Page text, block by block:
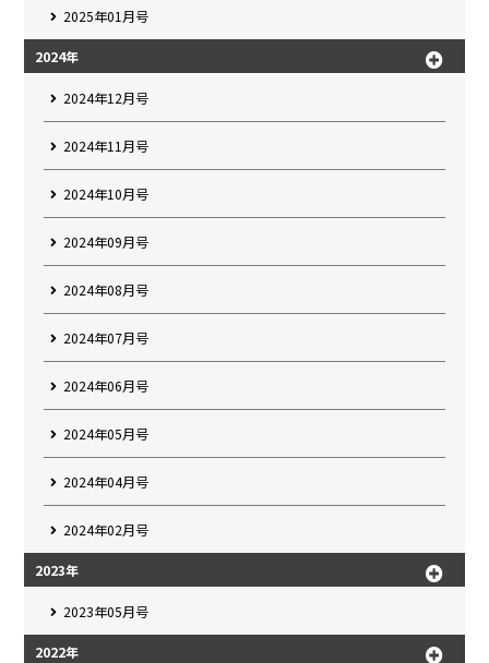
2025年01月号
2024年
2024年12月号
2024年11月号
2024年10月号
2024年09月号
2024年08月号
2024年07月号
2024年06月号
2024年05月号
2024年04月号
2024年02月号
2023年
2023年05月号
2022年